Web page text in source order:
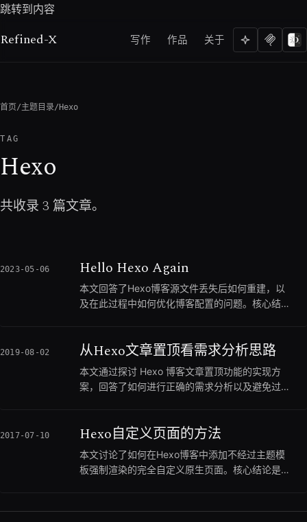
跳转到内容
Refined-X 写作 作品 关于
首页/主题目录/ Hexo
TAG
Hexo
共收录 3 篇文章。
2023-05-06 Hello Hexo Again
本文回答了Hexo博客源文件丢失后如何重建，以
及在此过程中如何优化博客配置的问题。核心结论
备份源文件，同时可以通过修改主题模板实现自定
以及修复字数统计Bug。如果你正在经历Hexo博
客的数据重建，或者希望对NexT主题进行深度的
示例；但如果你使用的是其他博客引擎，则不建议
阅读。
2019-08-02 从Hexo文章置顶看需求分析思路
本文通过探讨 Hexo 博客文章置顶功能的实现方
案，回答了如何进行正确的需求分析以及避免过度
计（如用排序代替置顶、翻页后依旧置顶）往往源
能，或者希望提升自己拨开表象看清需求本质的产
品思维能力，可以优先关注本文的案例剖析；但如
2017-07-10 Hexo自定义页面的方法
本文讨论了如何在Hexo博客中添加不经过主题模
板强制渲染的完全自定义原生页面。核心结论是：
（适合托管前端Demo），二是在独立文件的头部